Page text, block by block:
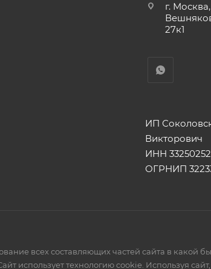
г. Москва,
27к1
ИП
Викторович
ИНН
ОГРНИП
всех составляющих частей сайта в какой
использует технологию cookie. Используя